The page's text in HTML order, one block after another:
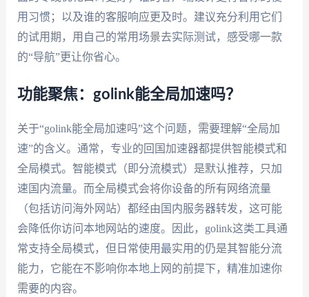
用习惯；以及谁的客服响应更及时。建议充分利用它们
的试用期，用自己的常用场景去实际测试，感受哪一款
的“导航”更让你省心。
功能聚焦：golink能全局加速吗？
关于“golink能全局加速吗”这个问题，需要理解“全局加
速”的含义。通常，专业的回国加速器都提供智能模式和
全局模式。智能模式（即分流模式）是默认推荐，只加
速国内流量。而全局模式会将你设备的所有网络流量
（包括访问海外网站）都经由国内服务器转发，这可能
会降低你访问本地网站的速度。因此，golink这类工具通
常支持全局模式，但日常使用最实用的仍是其智能分流
能力，它能在不影响你本地上网的前提下，精准加速你
需要的内容。